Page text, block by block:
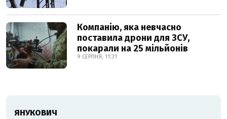
Компанію, яка невчасно
поставила дрони для ЗСУ,
покарали на 25 мільйонів
9 СЕРПНЯ, 11:31
ЯНУКОВИЧ